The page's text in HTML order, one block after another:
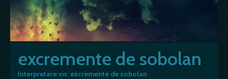
excremente de sobolan
Interpretare vis: excremente de sobolan